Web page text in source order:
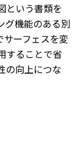
という書類を
グ機能のある別
サーフェスを変
することで省
の向上につな